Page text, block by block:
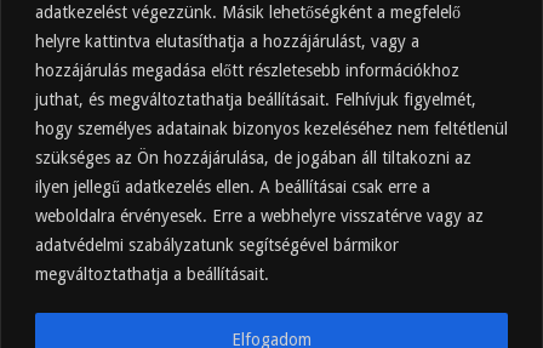
adatkezelést végezzünk. Másik lehetőségként a megfelelő
helyre kattintva elutasíthatja a hozzájárulást, vagy a
hozzájárulás megadása előtt részletesebb információkhoz
juthat, és megváltoztathatja beállításait. Felhívjuk figyelmét,
hogy személyes adatainak bizonyos kezeléséhez nem feltétlenül
szükséges az Ön hozzájárulása, de jogában áll tiltakozni az
ilyen jellegű adatkezelés ellen. A beállításai csak erre a
weboldalra érvényesek. Erre a webhelyre visszatérve vagy az
adatvédelmi szabályzatunk segítségével bármikor
megváltoztathatja a beállításait.
Elfogadom
2025.10.30.
Almaecet hatása a szervezetre –
Mit mond a kutatás?
2025.10.15.
Almaecet – Teljes útmutató:
hatások, felhasználás, kockázatok,
beszerzés
2025.10.14.
Ipari napelem cégeknek – esettanulmányok és
ajánlatkérés